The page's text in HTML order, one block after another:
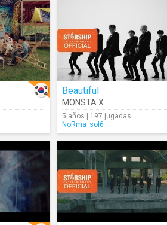
Beautiful
MONSTA X
5 años | 197 jugadas
NoRma_sol6